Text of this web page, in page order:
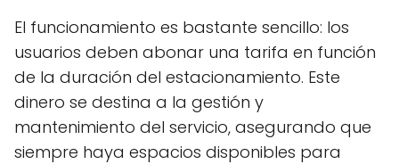
El funcionamiento es bastante sencillo: los
usuarios deben abonar una tarifa en función
de la duración del estacionamiento. Este
dinero se destina a la gestión y
mantenimiento del servicio, asegurando que
siempre haya espacios disponibles para